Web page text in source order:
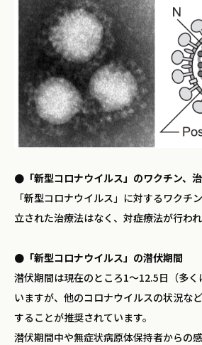
●「新型コロナウイルス」のワクチン、
「新型コロナウイルス」に対するワクチ
立された治療法はなく、対症療法が行われ
●「新型コロナウイルス」の潜伏期間
潜伏期間は現在のところ1～12.5日（多
いますが、他のコロナウイルスの状況な
することが推奨されています。
潜伏期間中や無症状病原体保持者からの